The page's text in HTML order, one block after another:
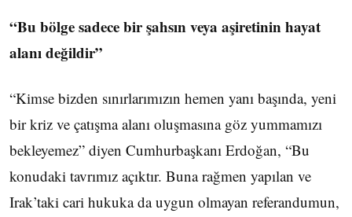
“Bu bölge sadece bir şahsın veya aşiretinin hayat
alanı değildir”
“Kimse bizden sınırlarımızın hemen yanı başında, yeni
bir kriz ve çatışma alanı oluşmasına göz yummamızı
bekleyemez” diyen Cumhurbaşkanı Erdoğan, “Bu
konudaki tavrımız açıktır. Buna rağmen yapılan ve
Irak’taki cari hukuka da uygun olmayan referandumun,